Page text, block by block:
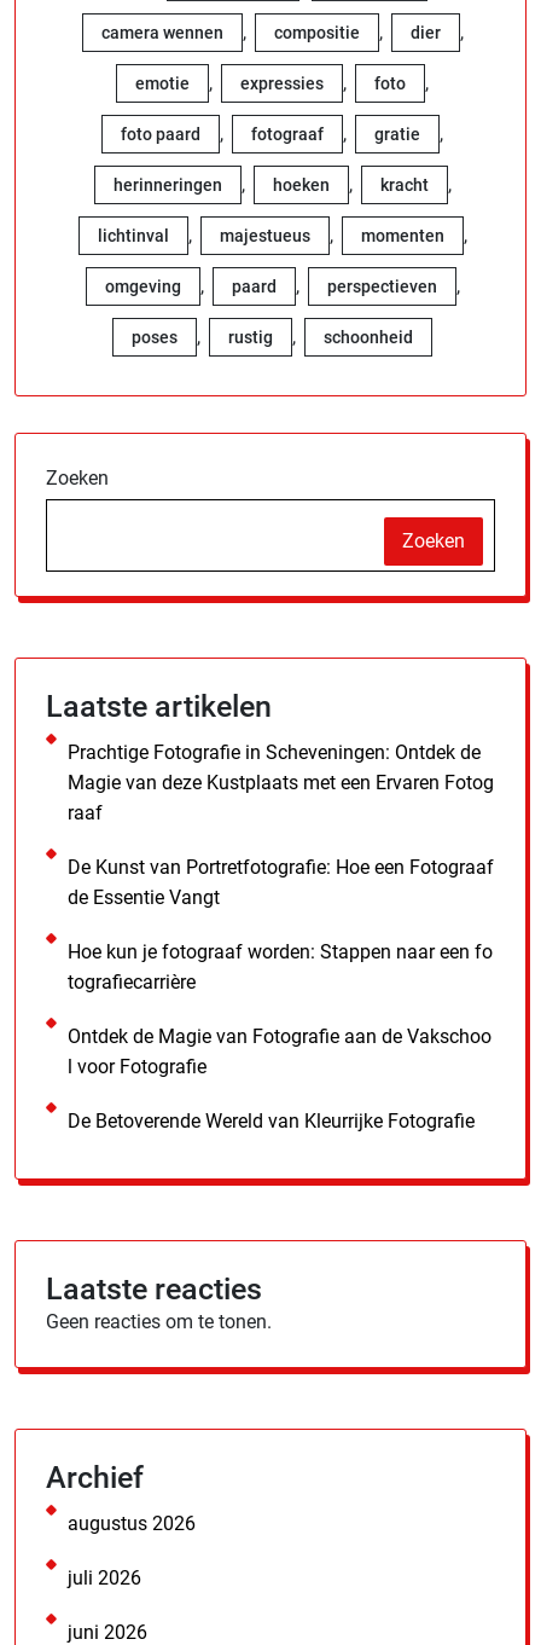
camera wennen , compositie , dier ,
emotie , expressies , foto ,
foto paard , fotograaf , gratie ,
herinneringen , hoeken , kracht ,
lichtinval , majestueus , momenten ,
omgeving , paard , perspectieven ,
poses , rustig , schoonheid
Zoeken
Zoeken
Laatste artikelen
Prachtige Fotografie in Scheveningen: Ontdek de
Magie van deze Kustplaats met een Ervaren Fotog
raaf
De Kunst van Portretfotografie: Hoe een Fotograaf
de Essentie Vangt
Hoe kun je fotograaf worden: Stappen naar een fo
tografiecarrière
Ontdek de Magie van Fotografie aan de Vakschoo
l voor Fotografie
De Betoverende Wereld van Kleurrijke Fotografie
Laatste reacties
Geen reacties om te tonen.
Archief
augustus 2026
juli 2026
juni 2026